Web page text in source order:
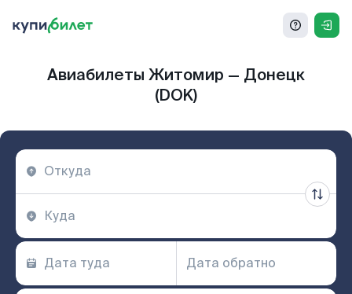
Авиабилеты Житомир — Донецк
(DOK)